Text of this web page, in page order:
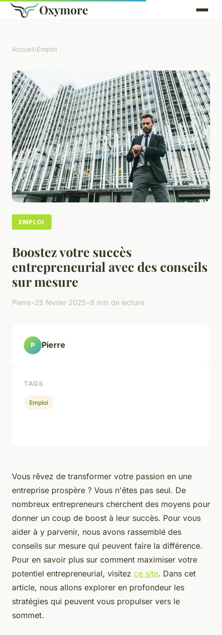
Oxymore
Accueil›Emploi
EMPLOI
Boostez votre succès
entrepreneurial avec des conseils
sur mesure
Pierre•25 février 2025•8 min de lecture
Vous rêvez de transformer votre passion en une
entreprise prospère ? Vous n'êtes pas seul. De
nombreux entrepreneurs cherchent des moyens pour
donner un coup de boost à leur succès. Pour vous
aider à y parvenir, nous avons rassemblé des
conseils sur mesure qui peuvent faire la différence.
Pour en savoir plus sur comment maximiser votre
potentiel entrepreneurial, visitez ce site. Dans cet
article, nous allons explorer en profondeur les
stratégies qui peuvent vous propulser vers le
sommet.
P Pierre
TAGS
Emploi